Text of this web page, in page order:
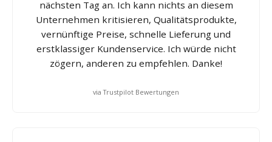
nächsten Tag an. Ich kann nichts an diesem
Unternehmen kritisieren, Qualitätsprodukte,
vernünftige Preise, schnelle Lieferung und
erstklassiger Kundenservice. Ich würde nicht
zögern, anderen zu empfehlen. Danke!
via Trustpilot Bewertungen